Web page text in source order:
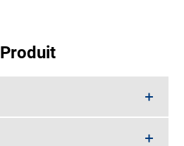
Produit